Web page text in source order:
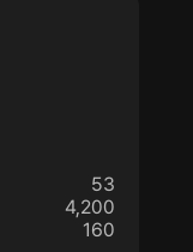
53
4,200
160